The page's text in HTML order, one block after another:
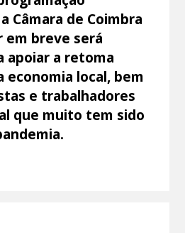
Câmara de Coimbra
em breve será
apoiar a retoma
economia local, bem
e trabalhadores
que muito tem sido